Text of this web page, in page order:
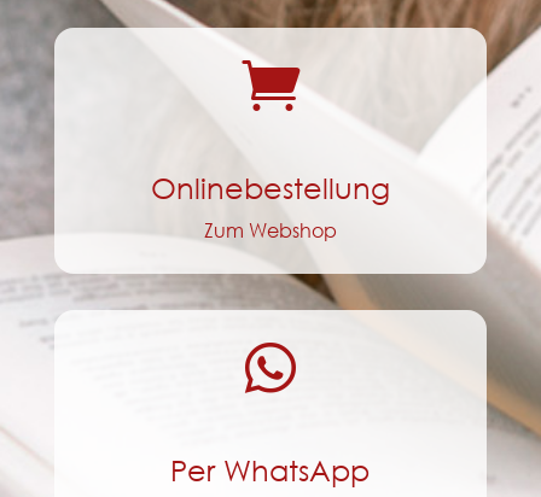

Onlinebestellung
Zum Webshop

Per WhatsApp